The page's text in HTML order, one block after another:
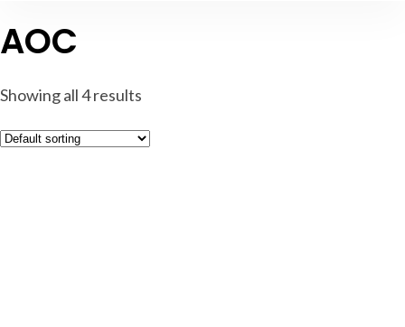
AOC
Showing all 4 results